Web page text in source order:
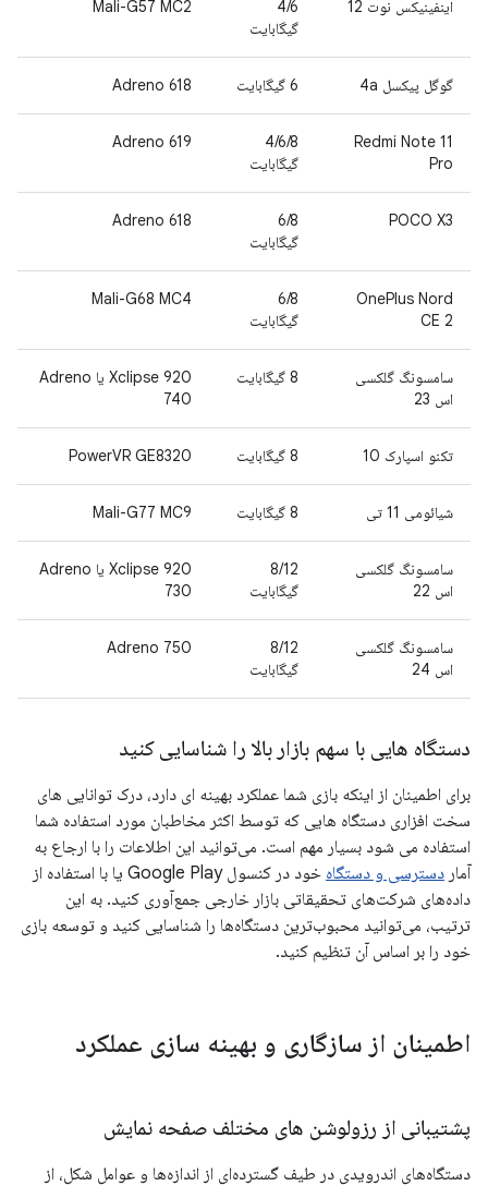
اینفینیکس نوت 12
4/6
گیگابایت
Mali-G57 MC2
گوگل پیکسل 4a 6 گیگابایت Adreno 618
Redmi Note 11
Pro
4/6/8
گیگابایت
Adreno 619
POCO X3
6/8
گیگابایت
Adreno 618
OnePlus Nord
CE 2
6/8
گیگابایت
Mali-G68 MC4
سامسونگ گلکسی
اس 23
8 گیگابایت
Xclipse 920 یا Adreno
740
تکنو اسپارک 10 8 گیگابایت PowerVR GE8320
شیائومی 11 تی 8 گیگابایت Mali-G77 MC9
سامسونگ گلکسی
اس 22
8/12
گیگابایت
Xclipse 920 یا Adreno
730
سامسونگ گلکسی
اس 24
8/12
گیگابایت
Adreno 750
دستگاه هایی با سهم بازار بالا را شناسایی کنید
برای اطمینان از اینکه بازی شما عملکرد بهینه ای دارد، درک توانایی های
سخت افزاری دستگاه هایی که توسط اکثر مخاطبان مورد استفاده شما
استفاده می شود بسیار مهم است. می‌توانید این اطلاعات را با ارجاع به
آمار دسترسی و دستگاه
خود در کنسول Google Play یا با استفاده از
داده‌های شرکت‌های تحقیقاتی بازار خارجی جمع‌آوری کنید. به این
ترتیب، می‌توانید محبوب‌ترین دستگاه‌ها را شناسایی کنید و توسعه بازی
خود را بر اساس آن تنظیم کنید.
اطمینان از سازگاری و بهینه سازی عملکرد
پشتیبانی از رزولوشن های مختلف صفحه نمایش
دستگاه‌های اندرویدی در طیف گسترده‌ای از اندازه‌ها و عوامل شکل، از